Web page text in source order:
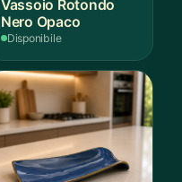
Vassoio Rotondo
Nero Opaco
Disponibile